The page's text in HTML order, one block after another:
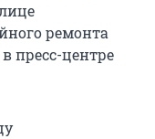
ремонта
пресс-центре